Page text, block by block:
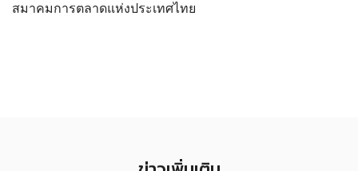
สมาคมการตลาดแห่งประเทศไทย